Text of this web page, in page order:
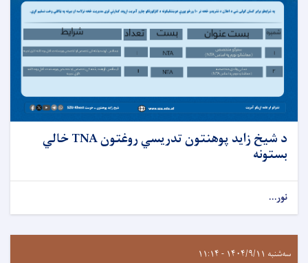
د شیخ زايد پوهنتون تدریسي روغتون TNA خالي
بستونه
نور...
سه‌شنبه ۱۴۰۴/۹/۱۱ - ۱۱:۱۴